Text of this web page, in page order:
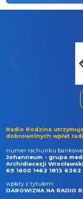
Radio Rodzina
dobrowolnych wpłat
numer rachunku
Johanneum - grupa
Archidiecezji
69 1600 1462 1813
wpłaty z tytułem:
DAROWIZNA NA RADIO